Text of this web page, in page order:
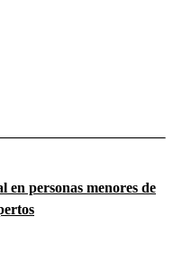
en personas menores de